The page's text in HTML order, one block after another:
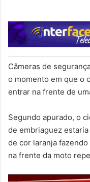
Câmeras de
o momento em que o
entrar na frente de
Segundo apurado, o
de embriaguez
de cor laranja
na frente da moto